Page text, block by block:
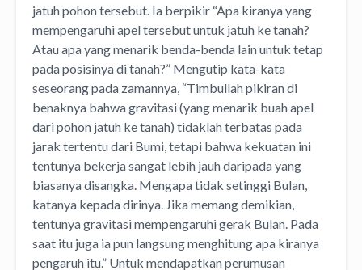
jatuh pohon tersebut. Ia berpikir “Apa kiranya yang
mempengaruhi apel tersebut untuk jatuh ke tanah?
Atau apa yang menarik benda-benda lain untuk tetap
pada posisinya di tanah?” Mengutip kata-kata
seseorang pada zamannya, “Timbullah pikiran di
benaknya bahwa gravitasi (yang menarik buah apel
dari pohon jatuh ke tanah) tidaklah terbatas pada
jarak tertentu dari Bumi, tetapi bahwa kekuatan ini
tentunya bekerja sangat lebih jauh daripada yang
biasanya disangka. Mengapa tidak setinggi Bulan,
katanya kepada dirinya. Jika memang demikian,
tentunya gravitasi mempengaruhi gerak Bulan. Pada
saat itu juga ia pun langsung menghitung apa kiranya
pengaruh itu.” Untuk mendapatkan perumusan